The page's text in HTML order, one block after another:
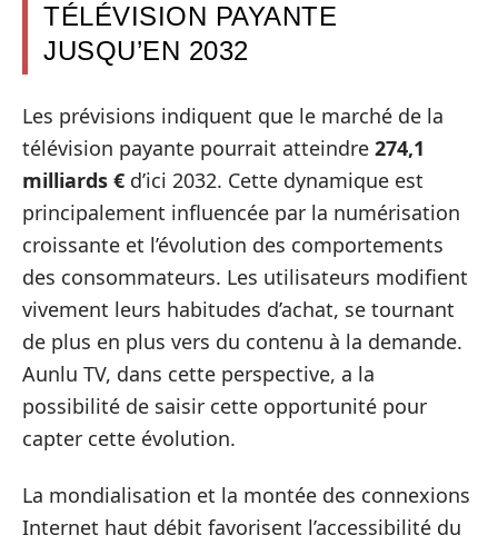
TÉLÉVISION PAYANTE
JUSQU’EN 2032
Les prévisions indiquent que le marché de la
télévision payante pourrait atteindre 274,1
milliards € d’ici 2032. Cette dynamique est
principalement influencée par la numérisation
croissante et l’évolution des comportements
des consommateurs. Les utilisateurs modifient
vivement leurs habitudes d’achat, se tournant
de plus en plus vers du contenu à la demande.
Aunlu TV, dans cette perspective, a la
possibilité de saisir cette opportunité pour
capter cette évolution.
La mondialisation et la montée des connexions
Internet haut débit favorisent l’accessibilité du